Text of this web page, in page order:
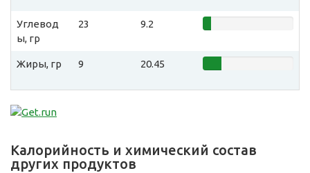
Углевод
ы, гр
23 9.2
Жиры, гр 9 20.45
Калорийность и химический состав
других продуктов